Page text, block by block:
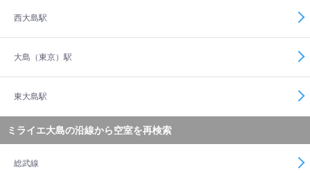
西大島駅
大島（東京）駅
東大島駅
ミライエ大島の沿線から空室を再検索
総武線